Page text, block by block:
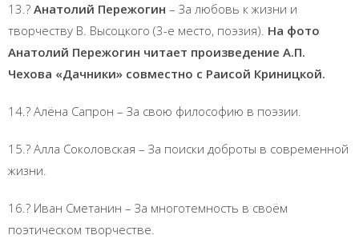
13.? Анатолий Пережогин – За любовь к жизни и
творчеству В. Высоцкого (3-е место, поэзия). На фото
Анатолий Пережогин читает произведение А.П.
Чехова «Дачники» совместно с Раисой Криницкой.
14.? Алёна Сапрон – За свою философию в поэзии.
15.? Алла Соколовская – За поиски доброты в современной
жизни.
16.? Иван Сметанин – За многотемность в своём
поэтическом творчестве.